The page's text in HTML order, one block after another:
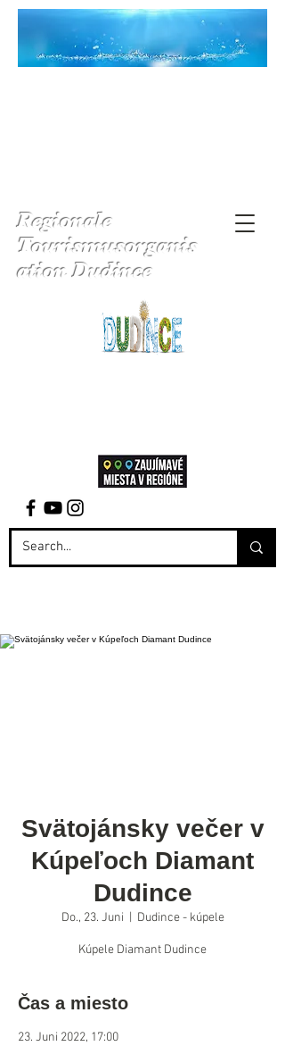
Regionale
Tourismusorganis
ation Dudince
Svätojánsky večer v
Kúpeľoch Diamant
Dudince
Do., 23. Juni Dudince - kúpele
Kúpele Diamant Dudince
Čas a miesto
23. Juni 2022, 17:00